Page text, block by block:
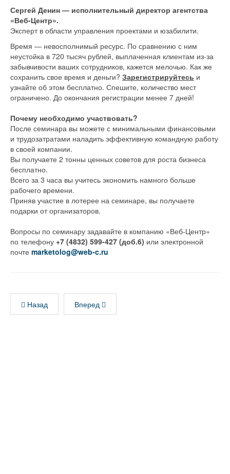
Сергей Денин — исполнительный директор агентства
«Веб-Центр».
Эксперт в области управления проектами и юзабилити.
Время — невосполнимый ресурс. По сравнению с ним
неустойка в 720 тысяч рублей, выплаченная клиентам из-за
забывчивости ваших сотрудников, кажется мелочью. Как же
сохранить свое время и деньги? Зарегистрируйтесь и
узнайте об этом бесплатно. Спешите, количество мест
ограничено. До окончания регистрации менее 7 дней!
Почему необходимо участвовать?
После семинара вы можете с минимальными финансовыми
и трудозатратами наладить эффективную командную работу
в своей компании.
Вы получаете 2 тонны ценных советов для роста бизнеса
бесплатно.
Всего за 3 часа вы учитесь экономить намного больше
рабочего времени.
Приняв участие в лотерее на семинаре, вы получаете
подарки от организаторов.
Вопросы по семинару задавайте в компанию «Веб-Центр»
по телефону +7 (4832) 599-427 (доб.6) или электронной
почте marketolog@web-c.ru
Назад Вперед